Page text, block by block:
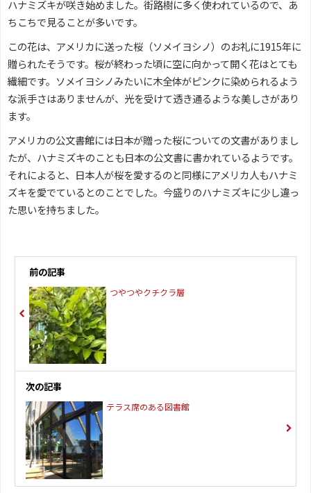
ハナミズキが咲き始めました。街路樹に多く使われているので、あ
ちこちで見ることが多いです。
この花は、アメリカに送った桜（ソメイヨシノ）のお礼に1915年に
贈られたそうです。桜が終わった頃に空に向かって開く花はとても
繊細です。ソメイヨシノみたいに木全体がピンクに染められるよう
な派手さはありませんが、光を受けて透き通るような美しさがあり
ます。
アメリカの公文書館には日本が贈った桜についての文書がありまし
たが、ハナミズキのことも日本の公文書に書かれているようです。
それによると、日本人が桜を愛するのと同様にアメリカ人もハナミ
ズキを愛でているとのことでした。今盛りのハナミズキに少し違っ
た思いを持ちました。
前の記事
つやつやクチクラ層
次の記事
テラス席のある図書館